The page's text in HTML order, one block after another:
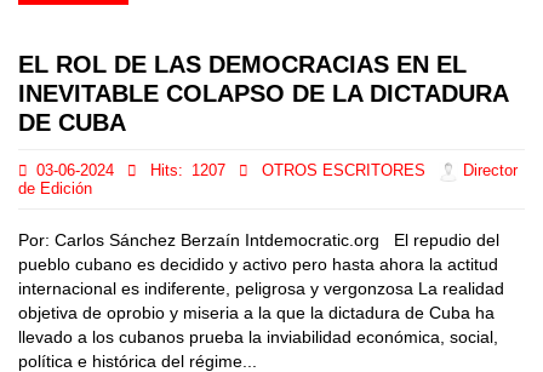
EL ROL DE LAS DEMOCRACIAS EN EL
INEVITABLE COLAPSO DE LA DICTADURA
DE CUBA
03-06-2024 Hits: 1207 OTROS ESCRITORES
Director
de Edición
Por: Carlos Sánchez Berzaín Intdemocratic.org El repudio del
pueblo cubano es decidido y activo pero hasta ahora la actitud
internacional es indiferente, peligrosa y vergonzosa La realidad
objetiva de oprobio y miseria a la que la dictadura de Cuba ha
llevado a los cubanos prueba la inviabilidad económica, social,
política e histórica del régime...